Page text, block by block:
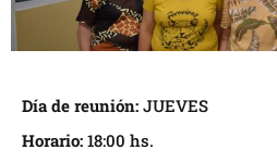
Día de reunión: JUEVES
Horario: 18:00 hs.